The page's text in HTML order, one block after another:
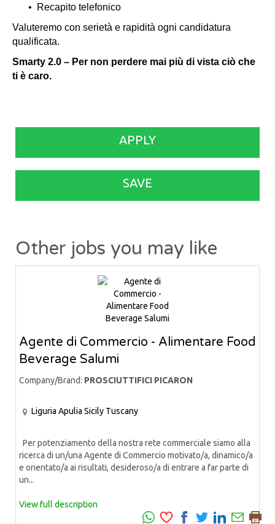
• Recapito telefonico
Valuteremo con serietà e rapidità ogni candidatura
qualificata.
Smarty 2.0 – Per non perdere mai più di vista ciò che
ti è caro.
APPLY
SAVE
Other jobs you may like
Agente di Commercio - Alimentare Food
Beverage Salumi
Company/Brand: PROSCIUTTIFICI PICARON
Liguria Apulia Sicily Tuscany
Per potenziamento della nostra rete commerciale siamo alla
ricerca di un/una Agente di Commercio motivato/a, dinamico/a
e orientato/a ai risultati, desideroso/a di entrare a far parte di
un...
View full description